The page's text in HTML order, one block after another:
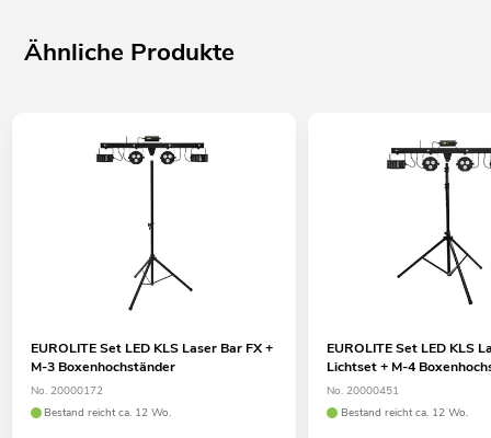
Ähnliche Produkte
EUROLITE Set LED KLS Laser Bar FX +
M-3 Boxenhochständer
No. 20000172
Bestand reicht ca. 12 Wo.
EUROLITE Set LED KLS
Lichtset + M-4
No. 20000451
Bestand reicht ca. 12 Wo.